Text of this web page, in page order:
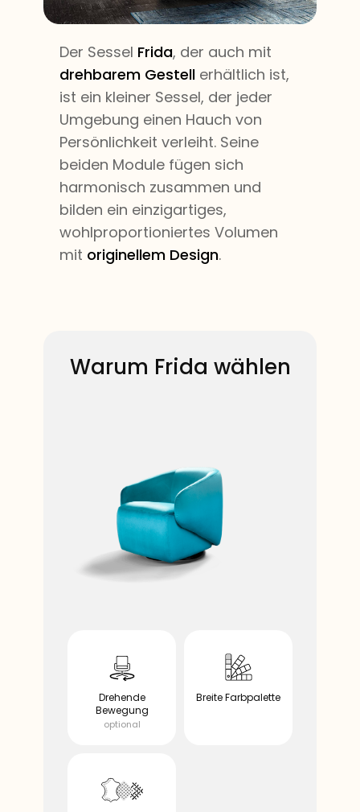
Der Sessel Frida, der auch mit
drehbarem Gestell erhältlich ist,
ist ein kleiner Sessel, der jeder
Umgebung einen Hauch von
Persönlichkeit verleiht. Seine
beiden Module fügen sich
harmonisch zusammen und
bilden ein einzigartiges,
wohlproportioniertes Volumen
mit originellem Design.
​Drehende
Bewegung
​optional
​​Breite Farbpalette
​​Warum ​​​Frida wählen